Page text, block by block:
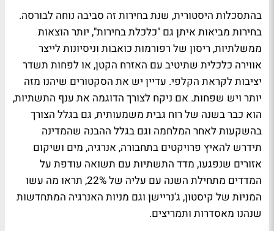
בהתסכלות היסטורית, שנת בחירות זה סביבה נוחה לבורסה.
בחירות מביאות איתן גם "כלכלת בחירות", יותר הוצאות
ממשלתיות, ריסון של רפורמות כואבות וניסיונות לייצר
אווירה כלכלית שתיטיב עם האזרח הקטן, או לפחות תשדר
יציבות לקראת הקלפי. עדיין יש את הסקטורים שיהנו מזה
יותר ויש שפחות. אם ניקח לצורך הדוגמה את ענף התשתיות,
הוא כבר בשנה של רוח גבית משמעותית, גם בגלל הצורך
בהשקעות לאחר המלחמה וגם בגלל ההבנה שהמדינה
תידרש להאיץ פרויקטים בתחבורה, אנרגיה, מים ושיקום
אזורים שנפגעו, מדד התשתיות עם תשואה עודפת על
המדדים מתחילת השנה עם עליה של 22%, תראו מה עשו
המניות של קיסטון, ג'נריישן וגם מניות האנרגיה המתחדשות
שנהנו מאסדרות ותמריצים.